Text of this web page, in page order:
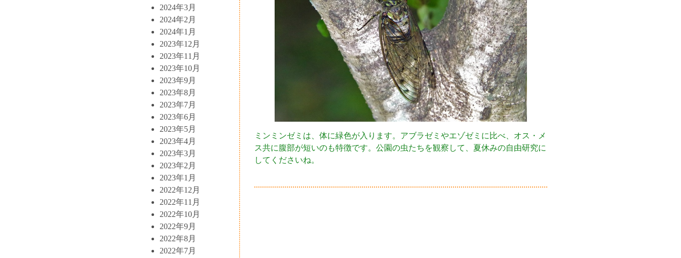
2024年3月
2024年2月
2024年1月
2023年12月
2023年11月
2023年10月
2023年9月
2023年8月
2023年7月
2023年6月
2023年5月
2023年4月
2023年3月
2023年2月
2023年1月
2022年12月
2022年11月
2022年10月
2022年9月
2022年8月
2022年7月
ミンミンゼミは、体に緑色が入ります。アブラゼミやエゾゼミに比べ、オス・メ
ス共に腹部が短いのも特徴です。公園の虫たちを観察して、夏休みの自由研究に
してくださいね。